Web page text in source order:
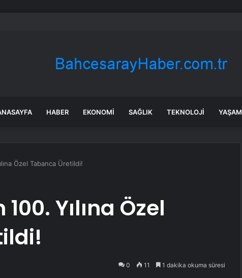
HABER EKONOMI SAĞLIK TEKNOLOJI YAŞAM
Özel Tabanca Üretildi!
Yılına Özel
0 11 1 dakika okuma süresi